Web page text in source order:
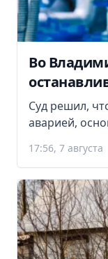
Во
Суд решил,
аварией,
17:56, 7 августа